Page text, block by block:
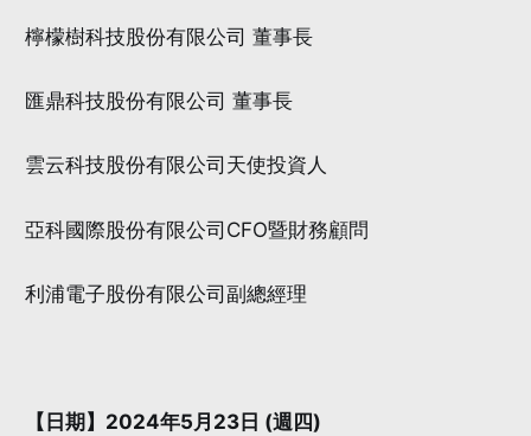
檸檬樹科技股份有限公司 董事長
匯鼎科技股份有限公司 董事長
雲云科技股份有限公司天使投資人
亞科國際股份有限公司CFO暨財務顧問
利浦電子股份有限公司副總經理
【日期】2024年5月23日 (週四)